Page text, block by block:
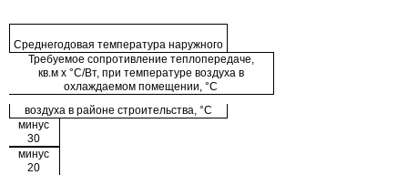
Среднегодовая температура наружного
Требуемое сопротивление теплопередаче,
кв.м х °С/Вт, при температуре воздуха в
охлаждаемом помещении, °С
воздуха в районе строительства, °С
минус
30
минус
20